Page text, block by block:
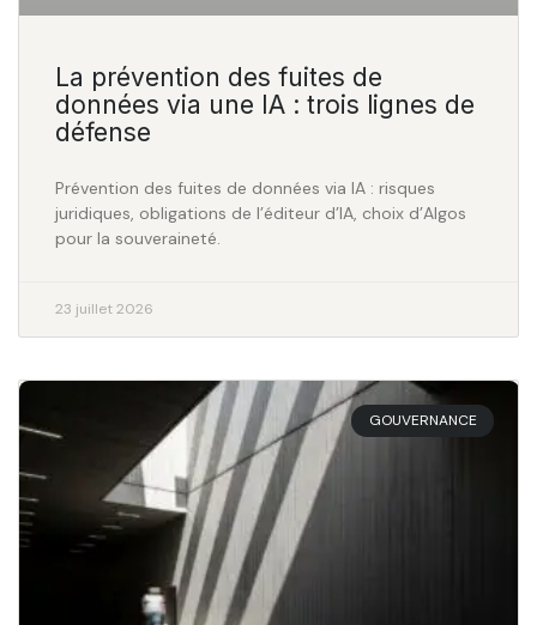
La prévention des fuites de
données via une IA : trois lignes de
défense
Prévention des fuites de données via IA : risques
juridiques, obligations de l’éditeur d’IA, choix d’Algos
pour la souveraineté.
23 juillet 2026
GOUVERNANCE